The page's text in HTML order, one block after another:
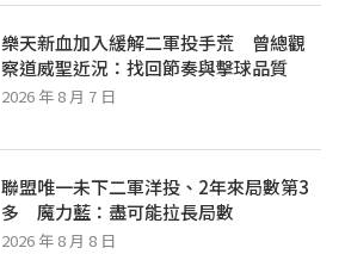
樂天新血加入緩解二軍投手荒 曾總觀
察道威聖近況：找回節奏與擊球品質
2026 年 8 月 7 日
聯盟唯一未下二軍洋投、2年來局數第3
多 魔力藍：盡可能拉長局數
2026 年 8 月 8 日